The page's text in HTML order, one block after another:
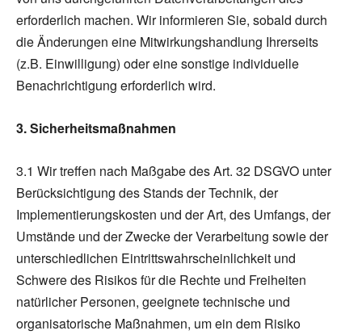
erforderlich machen. Wir informieren Sie, sobald durch
die Änderungen eine Mitwirkungshandlung Ihrerseits
(z.B. Einwilligung) oder eine sonstige individuelle
Benachrichtigung erforderlich wird.
3. Sicherheitsmaßnahmen
3.1 Wir treffen nach Maßgabe des Art. 32 DSGVO unter
Berücksichtigung des Stands der Technik, der
Implementierungskosten und der Art, des Umfangs, der
Umstände und der Zwecke der Verarbeitung sowie der
unterschiedlichen Eintrittswahrscheinlichkeit und
Schwere des Risikos für die Rechte und Freiheiten
natürlicher Personen, geeignete technische und
organisatorische Maßnahmen, um ein dem Risiko